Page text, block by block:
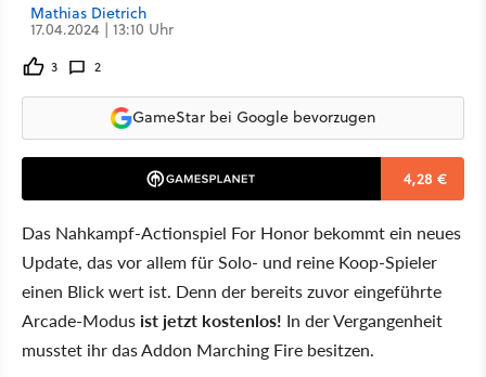
Mathias Dietrich
17.04.2024 | 13:10 Uhr
3 2
GameStar bei Google bevorzugen
4,28 €
Das Nahkampf-Actionspiel For Honor bekommt ein neues
Update, das vor allem für Solo- und reine Koop-Spieler
einen Blick wert ist. Denn der bereits zuvor eingeführte
Arcade-Modus ist jetzt kostenlos! In der Vergangenheit
musstet ihr das Addon Marching Fire besitzen.